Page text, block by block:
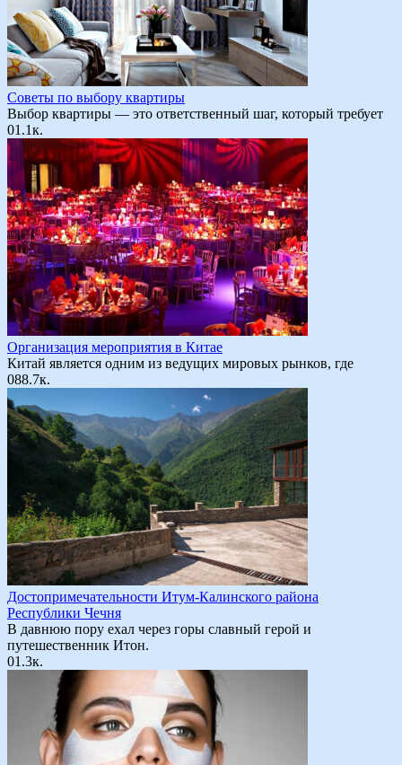
Советы по выбору квартиры
Выбор квартиры — это ответственный шаг, который требует
01.1к.
Организация мероприятия в Китае
Китай является одним из ведущих мировых рынков, где
088.7к.
Достопримечательности Итум-Калинского района
Республики Чечня
В давнюю пору ехал через горы славный герой и
путешественник Итон.
01.3к.